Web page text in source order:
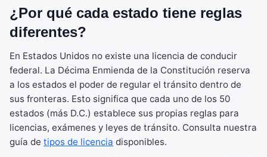
¿Por qué cada estado tiene reglas
diferentes?
En Estados Unidos no existe una licencia de conducir
federal. La Décima Enmienda de la Constitución reserva
a los estados el poder de regular el tránsito dentro de
sus fronteras. Esto significa que cada uno de los 50
estados (más D.C.) establece sus propias reglas para
licencias, exámenes y leyes de tránsito. Consulta nuestra
guía de tipos de licencia disponibles.